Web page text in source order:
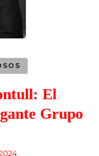
El
Grupo